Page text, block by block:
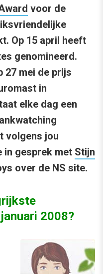
voor de
Op 15 april heeft
genomineerd.
27 mei de prijs
in
elke dag een
volgens jou
in gesprek met Stijn
over de NS site.
2008?